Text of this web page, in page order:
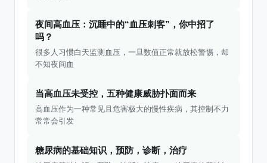
夜间高血压：沉睡中的“血压刺客”，你中招了
吗？
很多人习惯白天监测血压，一旦数值正常就放松警惕，却
不知夜间血
当高血压未受控，五种健康威胁扑面而来
高血压作为一种常见且危害极大的慢性疾病，其控制不力
常常会引发
糖尿病的基础知识，预防，诊断，治疗